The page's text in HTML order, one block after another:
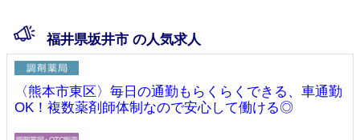
福井県坂井市 の人気求人
〈熊本市東区〉毎日の通勤もらくらくできる、車通勤
OK！複数薬剤師体制なので安心して働ける◎